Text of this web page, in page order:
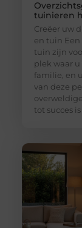
tuinieren
Creëer uw
en tuin
tuin zijn
plek waar
familie, en
van deze
tot succes